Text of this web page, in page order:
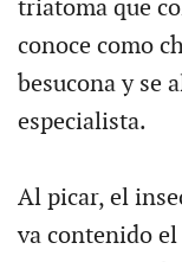
triatoma que
conoce como
besucona y se
especialista.
Al picar, el
va contenido